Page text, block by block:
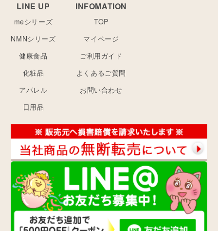
LINE UP
meシリーズ
NMNシリーズ
健康食品
化粧品
アパレル
日用品
INFOMATION
TOP
マイページ
ご利用ガイド
よくあるご質問
お問い合わせ